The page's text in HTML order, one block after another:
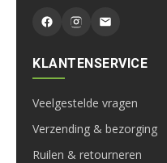
KLANTENSERVICE
Veelgestelde vragen
Verzending & bezorging
Ruilen & retourneren